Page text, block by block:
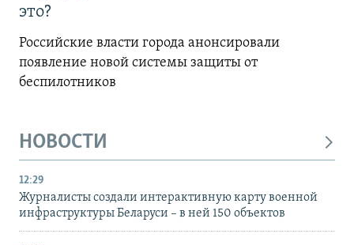
это?
Российские власти города анонсировали
появление новой системы защиты от
беспилотников
НОВОСТИ
12:29
Журналисты создали интерактивную карту военной
инфраструктуры Беларуси – в ней 150 объектов